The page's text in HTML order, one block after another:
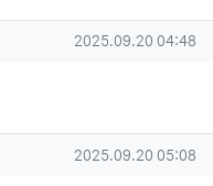
작성일
2025.09.20 04:48
작성일
2025.09.20 05:08